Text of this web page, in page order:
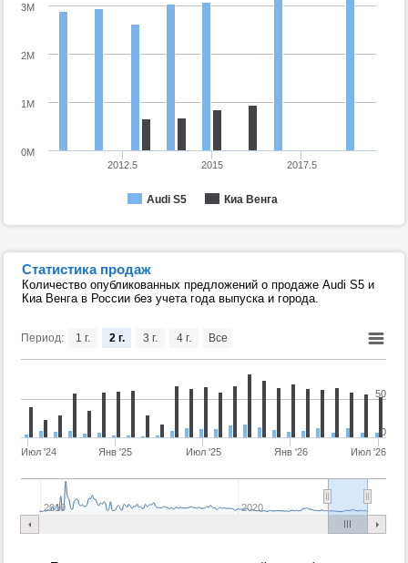
Audi S5 Киа Венга
2012.5 2015 2017.5
0M
1M
2M
3M
Статистика продаж
Количество опубликованных предложений о продаже Audi S5 и
Киа Венга в России без учета года выпуска и города.
Период:
Июл '24 Янв '25 Июл '25 Янв '26 Июл '26
2010 2020
0
50
1 г. 2 г. 3 г. 4 г. Все